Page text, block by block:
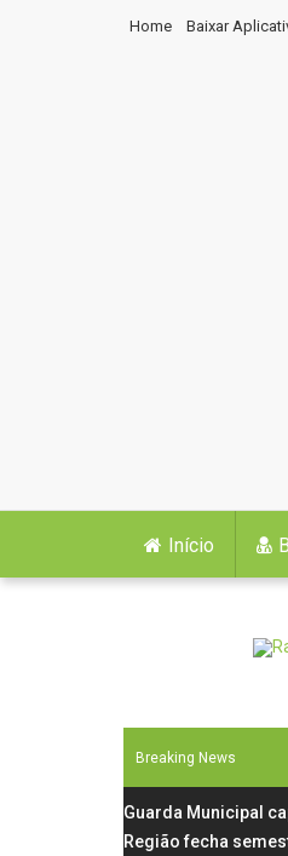
Home Baixar
Início
Breaking News
Guarda Municipal
Região fecha